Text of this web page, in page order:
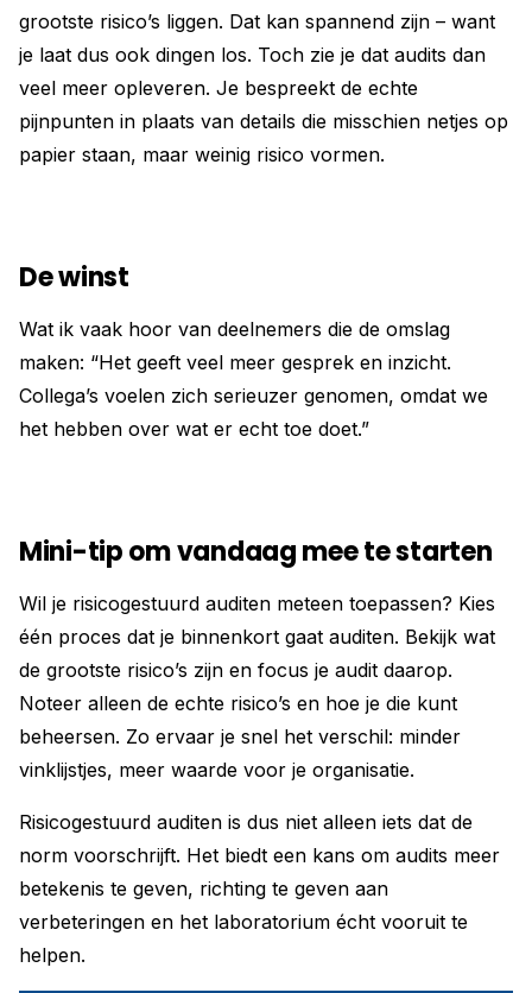
grootste risico’s liggen. Dat kan spannend zijn – want
je laat dus ook dingen los. Toch zie je dat audits dan
veel meer opleveren. Je bespreekt de echte
pijnpunten in plaats van details die misschien netjes op
papier staan, maar weinig risico vormen.
De winst
Wat ik vaak hoor van deelnemers die de omslag
maken: “Het geeft veel meer gesprek en inzicht.
Collega’s voelen zich serieuzer genomen, omdat we
het hebben over wat er echt toe doet.”
Mini-tip om vandaag mee te starten
Wil je risicogestuurd auditen meteen toepassen? Kies
één proces dat je binnenkort gaat auditen. Bekijk wat
de grootste risico’s zijn en focus je audit daarop.
Noteer alleen de echte risico’s en hoe je die kunt
beheersen. Zo ervaar je snel het verschil: minder
vinklijstjes, meer waarde voor je organisatie.
Risicogestuurd auditen is dus niet alleen iets dat de
norm voorschrijft. Het biedt een kans om audits meer
betekenis te geven, richting te geven aan
verbeteringen en het laboratorium écht vooruit te
helpen.